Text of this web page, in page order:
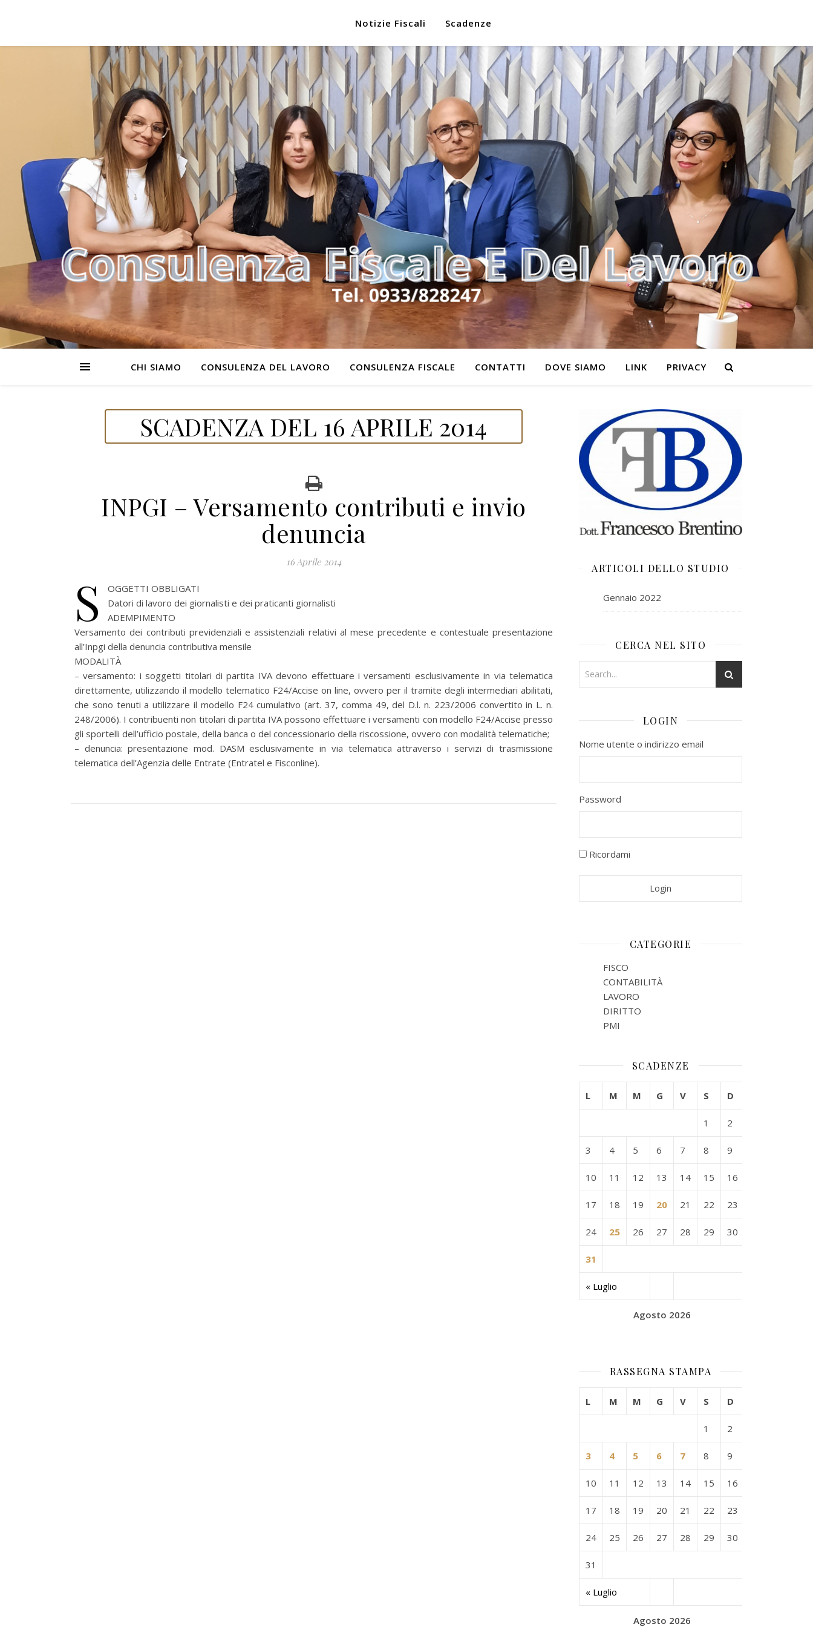
Notizie Fiscali Scadenze
CHI SIAMO CONSULENZA DEL LAVORO CONSULENZA FISCALE CONTATTI DOVE SIAMO LINK PRIVACY
SCADENZA DEL 16 APRILE 2014
INPGI – Versamento contributi e invio
denuncia
16 Aprile 2014
S
OGGETTI OBBLIGATI
Datori di lavoro dei giornalisti e dei praticanti giornalisti
ADEMPIMENTO
Versamento dei contributi previdenziali e assistenziali relativi al mese precedente e contestuale presentazione
all’Inpgi della denuncia contributiva mensile
MODALITÀ
– versamento: i soggetti titolari di partita IVA devono effettuare i versamenti esclusivamente in via telematica
direttamente, utilizzando il modello telematico F24/Accise on line, ovvero per il tramite degli intermediari abilitati,
che sono tenuti a utilizzare il modello F24 cumulativo (art. 37, comma 49, del D.l. n. 223/2006 convertito in L. n.
248/2006). I contribuenti non titolari di partita IVA possono effettuare i versamenti con modello F24/Accise presso
gli sportelli dell’ufficio postale, della banca o del concessionario della riscossione, ovvero con modalità telematiche;
– denuncia: presentazione mod. DASM esclusivamente in via telematica attraverso i servizi di trasmissione
telematica dell’Agenzia delle Entrate (Entratel e Fisconline).
ARTICOLI DELLO STUDIO
Gennaio 2022
CERCA NEL SITO
LOGIN
Nome utente o indirizzo email
Password
Ricordami
CATEGORIE
FISCO
CONTABILITÀ
LAVORO
DIRITTO
PMI
SCADENZE
Agosto 2026
L M M G V S D
« Luglio
1 2
3 4 5 6 7 8 9
10 11 12 13 14 15 16
17 18 19 20 21 22 23
24 25 26 27 28 29 30
31
RASSEGNA STAMPA
Agosto 2026
L M M G V S D
« Luglio
1 2
3 4 5 6 7 8 9
10 11 12 13 14 15 16
17 18 19 20 21 22 23
24 25 26 27 28 29 30
31